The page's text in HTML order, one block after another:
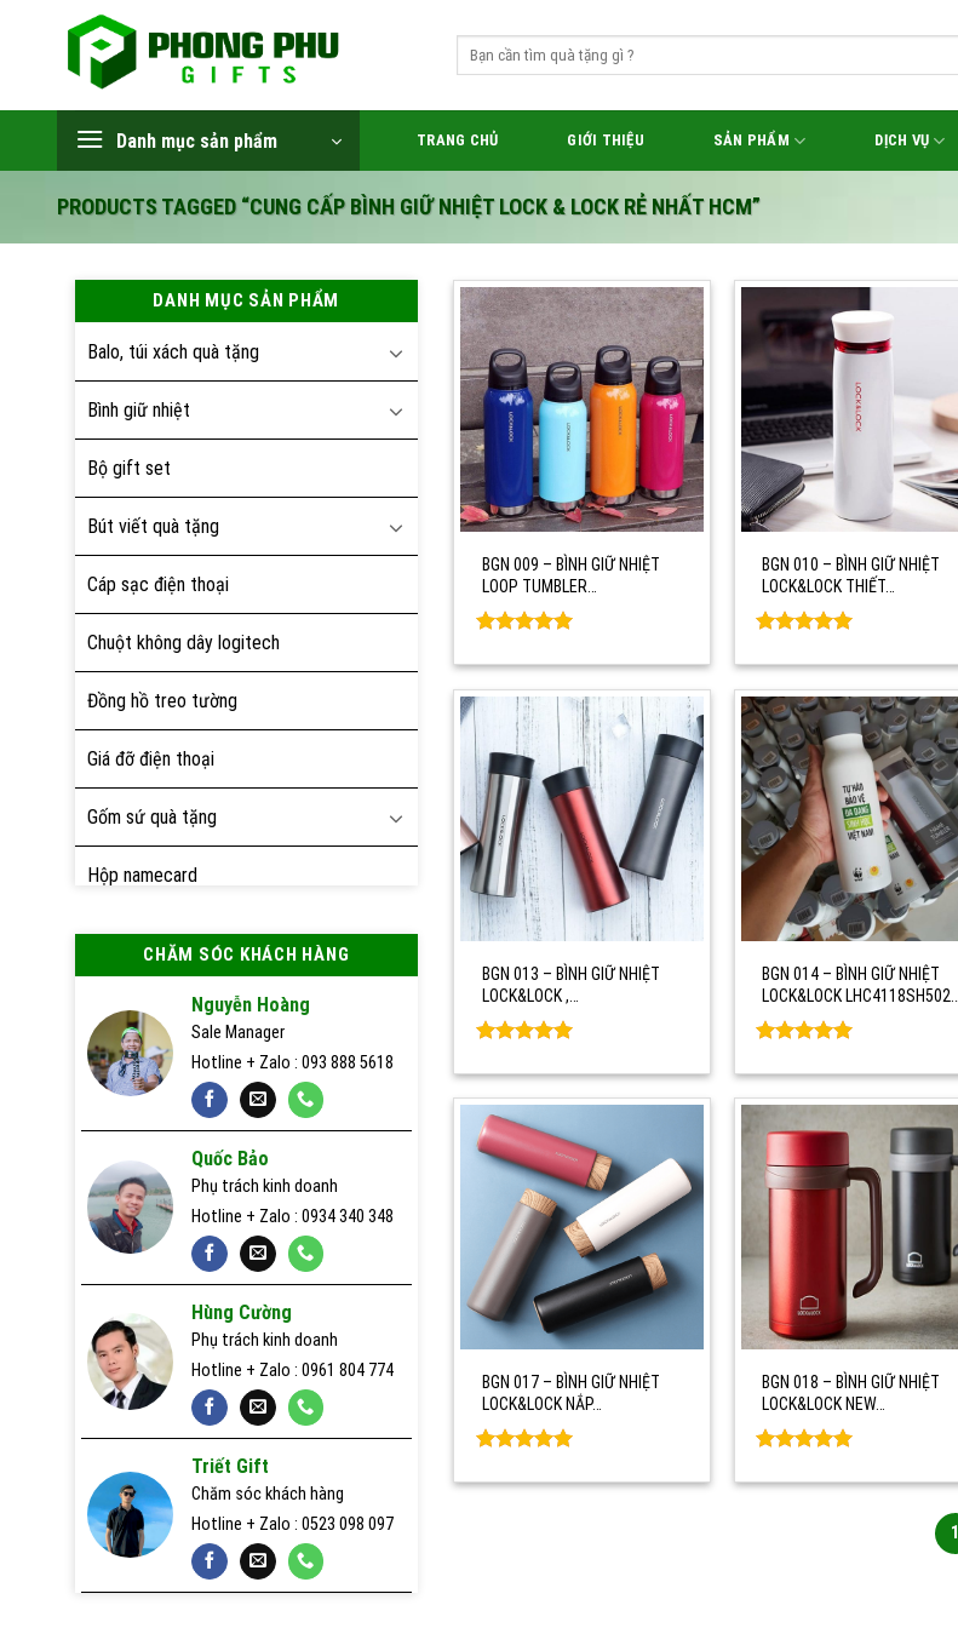
Danh mục sản phẩm TRANG CHỦ GIỚI THIỆU SẢN PHẨM DỊCH VỤ
PRODUCTS TAGGED “CUNG CẤP BÌNH GIỮ NHIỆT LOCK & LOCK RẺ NHẤT HCM”
DANH MỤC SẢN PHẨM
Balo, túi xách quà tặng
Bình giữ nhiệt
Bộ gift set
Bút viết quà tặng
Cáp sạc điện thoại
Chuột không dây logitech
Đồng hồ treo tường
Giá đỡ điện thoại
Gốm sứ quà tặng
Hộp namecard
Hộp quà tặng
Pin sạc dự phòng
Sản xuất pin dự phòng nhanh 24h
Sản xuất usb nhanh 24h
Sổ da, sổ giấy quà tặng
Usb quà tặng
CHĂM SÓC KHÁCH HÀNG
Nguyễn Hoàng
Sale Manager
Hotline + Zalo : 093 888 5618
Quốc Bảo
Phụ trách kinh doanh
Hotline + Zalo : 0934 340 348
Hùng Cường
Phụ trách kinh doanh
Hotline + Zalo : 0961 804 774
Triết Gift
Chăm sóc khách hàng
Hotline + Zalo : 0523 098 097
BGN 009 – BÌNH GIỮ NHIỆT
LOOP TUMBLER…
out of 5
BGN 010 – BÌNH GIỮ NHIỆT
LOCK&LOCK THIẾT…
out of 5
BGN 013 – BÌNH GIỮ NHIỆT
LOCK&LOCK ,…
out of 5
BGN 014 – BÌNH GIỮ NHIỆT
LOCK&LOCK LHC4118SH502…
out of 5
BGN 017 – BÌNH GIỮ NHIỆT
LOCK&LOCK NẮP…
out of 5
BGN 018 – BÌNH GIỮ NHIỆT
LOCK&LOCK NEW…
out of 5
1